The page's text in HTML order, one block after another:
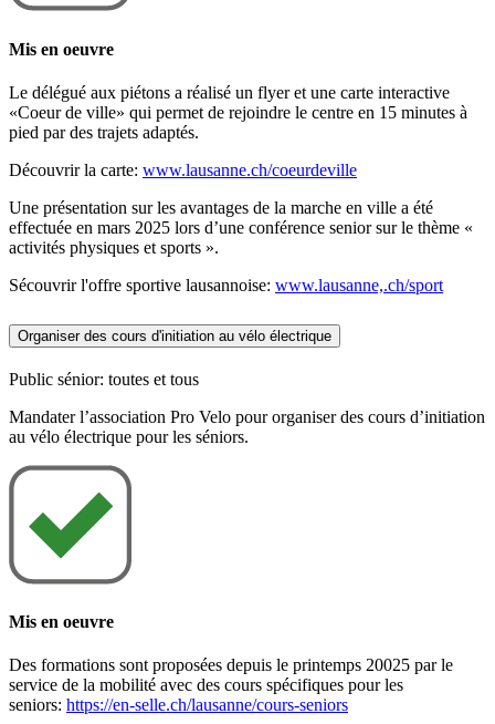
Mis en oeuvre
Le délégué aux piétons a réalisé un flyer et une carte interactive
«Coeur de ville» qui permet de rejoindre le centre en 15 minutes à
pied par des trajets adaptés.
Découvrir la carte: www.lausanne.ch/coeurdeville
Une présentation sur les avantages de la marche en ville a été
effectuée en mars 2025 lors d’une conférence senior sur le thème «
activités physiques et sports ».
Sécouvrir l'offre sportive lausannoise: www.lausanne,.ch/sport
Organiser des cours d'initiation au vélo électrique
Public sénior: toutes et tous
Mandater l’association Pro Velo pour organiser des cours d’initiation
au vélo électrique pour les séniors.
Mis en oeuvre
Des formations sont proposées depuis le printemps 20025 par le
service de la mobilité avec des cours spécifiques pour les
seniors: https://en-selle.ch/lausanne/cours-seniors